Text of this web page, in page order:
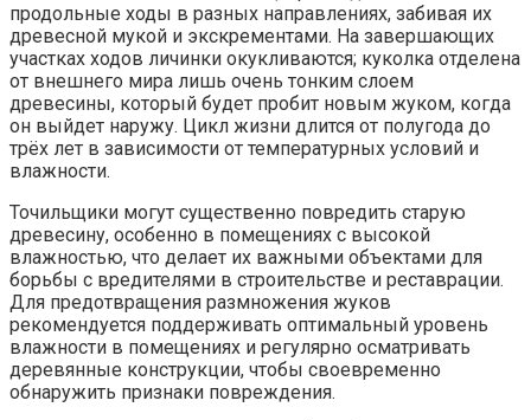
продольные ходы в разных направлениях, забивая их
древесной мукой и экскрементами. На завершающих
участках ходов личинки окукливаются; куколка отделена
от внешнего мира лишь очень тонким слоем
древесины, который будет пробит новым жуком, когда
он выйдет наружу. Цикл жизни длится от полугода до
трёх лет в зависимости от температурных условий и
влажности.
Точильщики могут существенно повредить старую
древесину, особенно в помещениях с высокой
влажностью, что делает их важными объектами для
борьбы с вредителями в строительстве и реставрации.
Для предотвращения размножения жуков
рекомендуется поддерживать оптимальный уровень
влажности в помещениях и регулярно осматривать
деревянные конструкции, чтобы своевременно
обнаружить признаки повреждения.